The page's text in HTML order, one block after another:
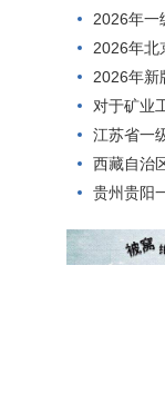
2026年一级
2026年北京市
2026年新版青
对于矿业工程项
江苏省一
西藏自治
贵州贵阳